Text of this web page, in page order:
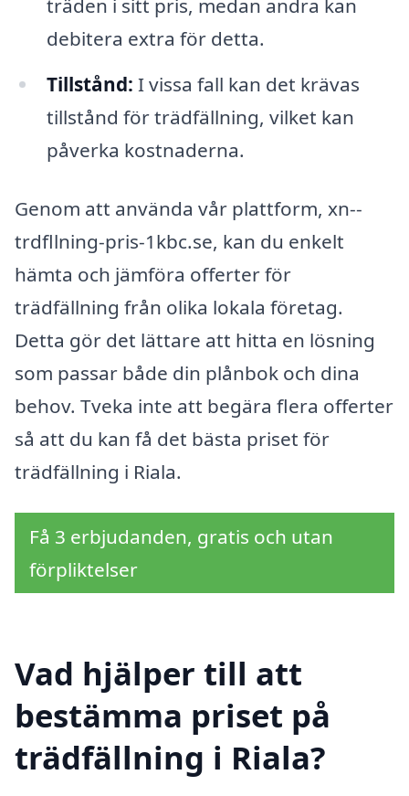
träden i sitt pris, medan andra kan
debitera extra för detta.
Tillstånd: I vissa fall kan det krävas
tillstånd för trädfällning, vilket kan
påverka kostnaderna.
Genom att använda vår plattform, xn--
trdfllning-pris-1kbc.se, kan du enkelt
hämta och jämföra offerter för
trädfällning från olika lokala företag.
Detta gör det lättare att hitta en lösning
som passar både din plånbok och dina
behov. Tveka inte att begära flera offerter
så att du kan få det bästa priset för
trädfällning i Riala.
Få 3 erbjudanden, gratis och utan
förpliktelser
Vad hjälper till att
bestämma priset på
trädfällning i Riala?